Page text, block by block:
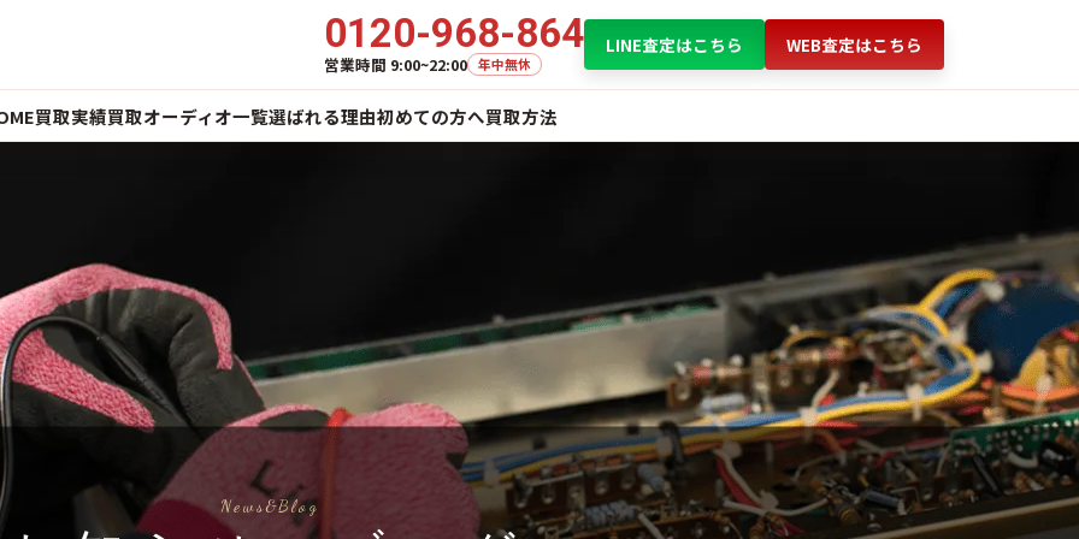
0120-968-864
営業時間 9:00~22:00 年中無休
LINE査定はこちら WEB査定はこちら
買取実績買取オーディオ一覧選ばれる理由初めての方へ買取方法
News&Blog